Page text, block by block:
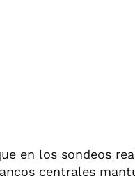
en los sondeos
centrales